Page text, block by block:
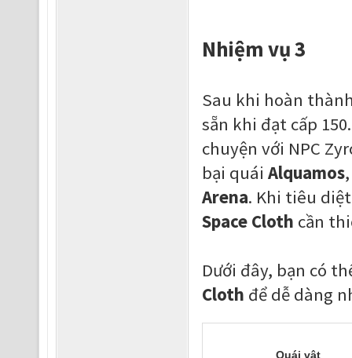
Nhiệm vụ 3
Sau khi hoàn
sẵn khi đạt cấp
chuyện với NPC
bại quái Alquamos
Arena. Khi tiêu
Space Cloth cần
Dưới đây, bạn có
Cloth để dễ dàng
Quái vật